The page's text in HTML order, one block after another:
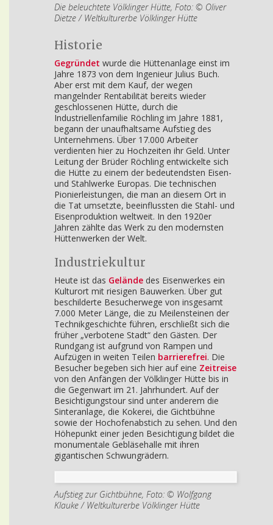
Die beleuchtete Völklinger Hütte, Foto: © Oliver
Dietze / Weltkulturerbe Völklinger Hütte
Historie
Gegründet wurde die Hüttenanlage einst im
Jahre 1873 von dem Ingenieur Julius Buch.
Aber erst mit dem Kauf, der wegen
mangelnder Rentabilität bereits wieder
geschlossenen Hütte, durch die
Industriellenfamilie Röchling im Jahre 1881,
begann der unaufhaltsame Aufstieg des
Unternehmens. Über 17.000 Arbeiter
verdienten hier zu Hochzeiten ihr Geld. Unter
Leitung der Brüder Röchling entwickelte sich
die Hütte zu einem der bedeutendsten Eisen-
und Stahlwerke Europas. Die technischen
Pionierleistungen, die man an diesem Ort in
die Tat umsetzte, beeinflussten die Stahl- und
Eisenproduktion weltweit. In den 1920er
Jahren zählte das Werk zu den modernsten
Hüttenwerken der Welt.
Industriekultur
Heute ist das Gelände des Eisenwerkes ein
Kulturort mit riesigen Bauwerken. Über gut
beschilderte Besucherwege von insgesamt
7.000 Meter Länge, die zu Meilensteinen der
Technikgeschichte führen, erschließt sich die
früher „verbotene Stadt“ den Gästen. Der
Rundgang ist aufgrund von Rampen und
Aufzügen in weiten Teilen barrierefrei. Die
Besucher begeben sich hier auf eine Zeitreise
von den Anfängen der Völklinger Hütte bis in
die Gegenwart im 21. Jahrhundert. Auf der
Besichtigungstour sind unter anderem die
Sinteranlage, die Kokerei, die Gichtbühne
sowie der Hochofenabstich zu sehen. Und den
Höhepunkt einer jeden Besichtigung bildet die
monumentale Gebläsehalle mit ihren
gigantischen Schwungrädern.
Aufstieg zur Gichtbühne, Foto: © Wolfgang
Klauke / Weltkulturerbe Völklinger Hütte